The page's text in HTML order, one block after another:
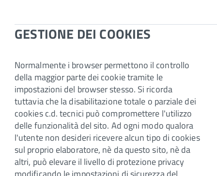
GESTIONE DEI COOKIES
Normalmente i browser permettono il controllo
della maggior parte dei cookie tramite le
impostazioni del browser stesso. Si ricorda
tuttavia che la disabilitazione totale o parziale dei
cookies c.d. tecnici può compromettere l'utilizzo
delle funzionalità del sito. Ad ogni modo qualora
l'utente non desideri ricevere alcun tipo di cookies
sul proprio elaboratore, nè da questo sito, nè da
altri, può elevare il livello di protezione privacy